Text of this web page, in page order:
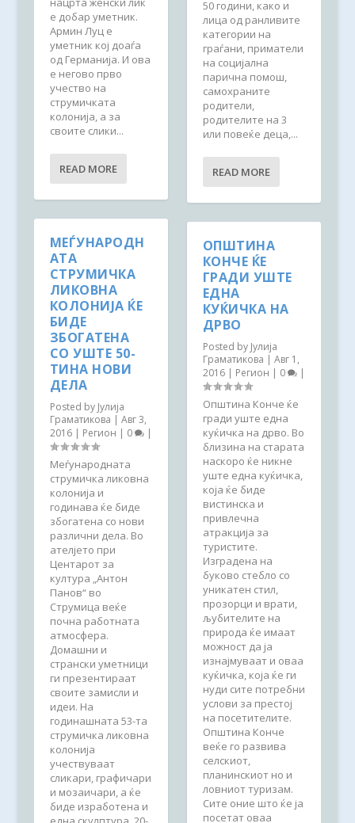
е добар уметник.
Армин Луц е
уметник кој доаѓа
од Германија. И ова
е негово прво
учество на
струмичката
колонија, а за
своите слики...
READ MORE
МЕЃУНАРОДН
АТА
СТРУМИЧКА
ЛИКОВНА
КОЛОНИЈА ЌЕ
БИДЕ
ЗБОГАТЕНА
СО УШТЕ 50-
ТИНА НОВИ
ДЕЛА
Posted by Јулија
Граматикова | Авг 3,
2016| Регион | 0 |
Меѓународната
струмичка ликовна
колонија и
годинава ќе биде
збогатена со нови
различни дела. Во
ателјето при
Центарот за
култура „Антон
Панов“ во
Струмица веќе
почна работната
атмосфера.
Домашни и
странски уметници
ги презентираат
своите замисли и
идеи. На
годинашната 53-та
струмичка ликовна
колонија
учествуваат
сликари, графичари
и мозаичари, а ќе
биде изработена и
50 години, како и
лица од ранливите
категории на
граѓани, приматели
на социјална
парична помош,
самохраните
родители,
родителите на 3
или повеќе деца,...
READ MORE
ОПШТИНА
КОНЧЕ ЌЕ
ГРАДИ УШТЕ
ЕДНА
КУЌИЧКА НА
ДРВО
Posted by Јулија
Граматикова | Авг 1,
2016| Регион | 0 |
Општина Конче ќе
гради уште една
куќичка на дрво. Во
близина на старата
наскоро ќе никне
уште една куќичка,
која ќе биде
вистинска и
привлечна
атракција за
туристите.
Изградена на
буково стебло со
уникатен стил,
прозорци и врати,
љубителите на
природа ќе имаат
можност да ја
изнајмуваат и оваа
куќичка, која ќе ги
нуди сите потребни
услови за престој
на посетителите.
Општина Конче
веќе го развива
селскиот,
планинскиот но и
ловниот туризам.
Сите оние што ќе ја
посетат оваа